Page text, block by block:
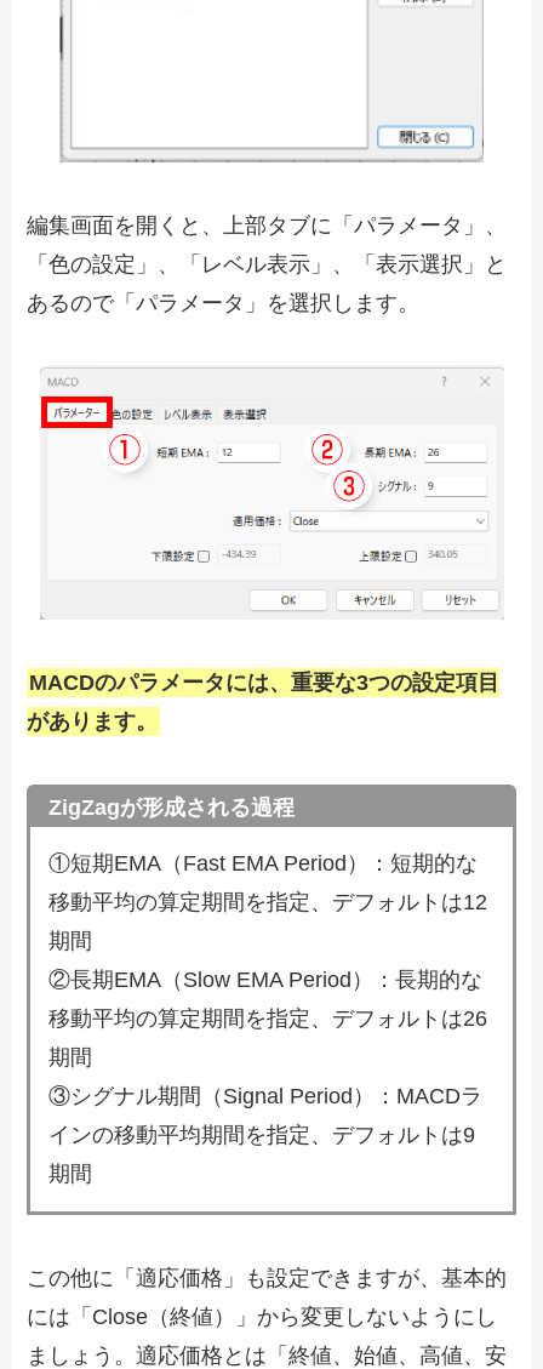
編集画面を開くと、上部タブに「パラメータ」、
「色の設定」、「レベル表示」、「表示選択」と
あるので「パラメータ」を選択します。
MACDのパラメータには、重要な3つの設定項目
があります。
ZigZagが形成される過程
①短期EMA（Fast EMA Period）：短期的な
移動平均の算定期間を指定、デフォルトは12
期間
②長期EMA（Slow EMA Period）：長期的な
移動平均の算定期間を指定、デフォルトは26
期間
③シグナル期間（Signal Period）：MACDラ
インの移動平均期間を指定、デフォルトは9
期間
この他に「適応価格」も設定できますが、基本的
には「Close（終値）」から変更しないようにし
ましょう。適応価格とは「終値、始値、高値、安